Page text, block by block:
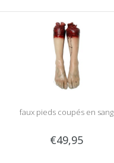
faux pieds coupés en sang
€49,95